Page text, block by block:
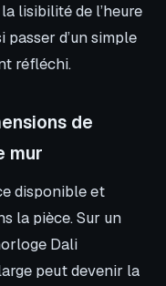
lisibilité de l’heure
d’un simple
réfléchi.
de
mur
disponible et
la pièce. Sur un
Dali
peut devenir la